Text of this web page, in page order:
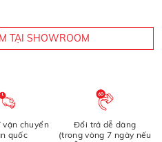
TẠI SHOWROOM
vận chuyển
quốc
Đổi trả dễ dàng
(trong vòng 7 ngày nếu